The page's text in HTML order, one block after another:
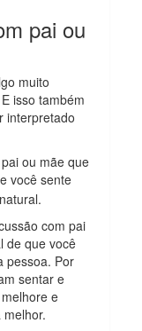
pai ou
muito
isso também
interpretado
ou mãe que
você sente
com pai
de que você
pessoa. Por
sentar e
e